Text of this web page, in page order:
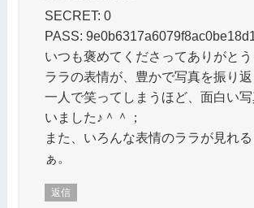
SECRET: 0
PASS:
いつも褒めてくださってありがとう
ララの表情が、豊かで写真を振り
一人で笑ってしまうほど、面白い
いました♪＾＾；
また、いろんな表情のララが見れ
ぁ。
返信